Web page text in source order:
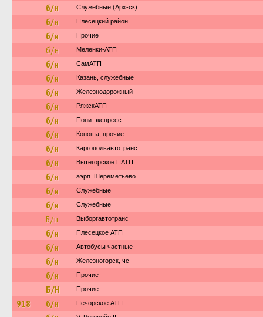
б/н Служебные (Арх-ск)
б/н Плесецкий район
б/н Прочие
б/н Меленки-АТП
б/н СамАТП
б/н Казань, служебные
б/н Железнодорожный
б/н РяжскАТП
б/н Пони-экспресс
б/н Коноша, прочие
б/н Каргопольавтотранс
б/н Вытегорское ПАТП
б/н аэрп. Шереметьево
б/н Служебные
б/н Служебные
Б/н Выборгавтотранс
б/н Плесецкое АТП
б/н Автобусы частные
б/н Железногорск, чс
б/н Прочие
Б/Н Прочие
918 б/н Печорское АТП